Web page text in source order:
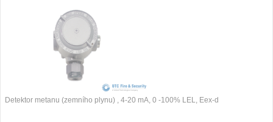
Detektor metanu (zemního plynu) , 4-20 mA, 0 -100% LEL, Eex-d